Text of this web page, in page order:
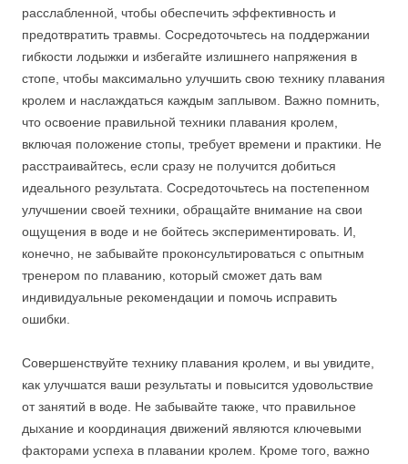
расслабленной, чтобы обеспечить эффективность и
предотвратить травмы. Сосредоточьтесь на поддержании
гибкости лодыжки и избегайте излишнего напряжения в
стопе, чтобы максимально улучшить свою технику плавания
кролем и наслаждаться каждым заплывом. Важно помнить,
что освоение правильной техники плавания кролем,
включая положение стопы, требует времени и практики. Не
расстраивайтесь, если сразу не получится добиться
идеального результата. Сосредоточьтесь на постепенном
улучшении своей техники, обращайте внимание на свои
ощущения в воде и не бойтесь экспериментировать. И,
конечно, не забывайте проконсультироваться с опытным
тренером по плаванию, который сможет дать вам
индивидуальные рекомендации и помочь исправить
ошибки.
Совершенствуйте технику плавания кролем, и вы увидите,
как улучшатся ваши результаты и повысится удовольствие
от занятий в воде. Не забывайте также, что правильное
дыхание и координация движений являются ключевыми
факторами успеха в плавании кролем. Кроме того, важно